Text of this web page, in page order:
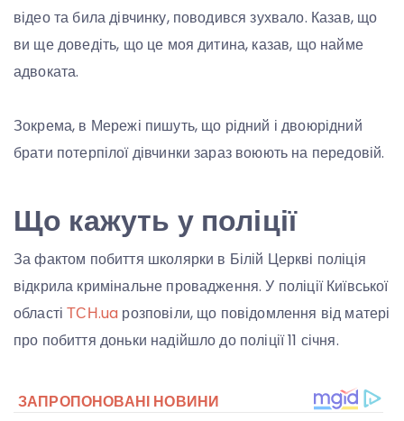
відео та била дівчинку, поводився зухвало. Казав, що
ви ще доведіть, що це моя дитина, казав, що найме
адвоката.
Зокрема, в Мережі пишуть, що рідний і двоюрідний
брати потерпілої дівчинки зараз воюють на передовій.
Що кажуть у поліції
За фактом побиття школярки в Білій Церкві поліція
відкрила кримінальне провадження. У поліції Київської
областіТСН.ua розповіли, що повідомлення від матері
про побиття доньки надійшло до поліції 11 січня.